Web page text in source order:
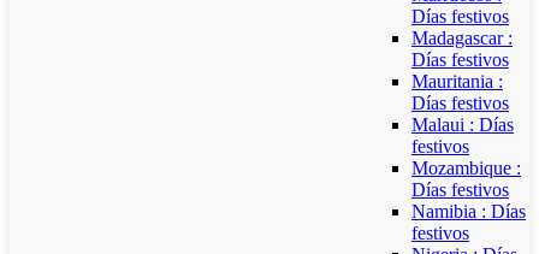
Días festivos
Madagascar :
Días festivos
Mauritania :
Días festivos
Malaui : Días
festivos
Mozambique :
Días festivos
Namibia : Días
festivos